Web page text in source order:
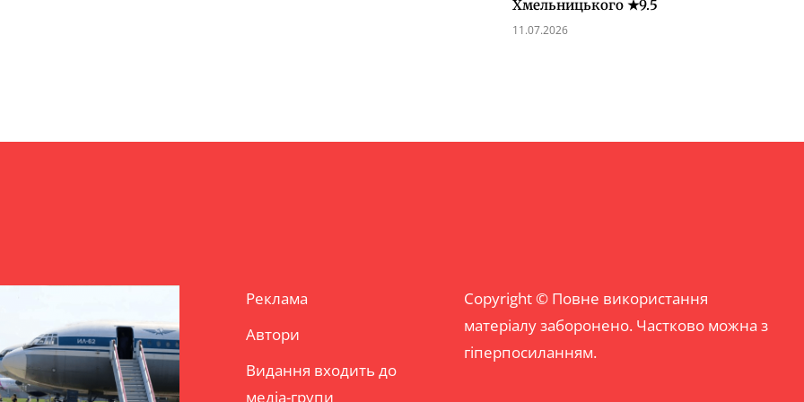
Хмельницького ★9.5
11.07.2026
Реклама
Автори
Видання входить до
медіа-групи
Copyright © Повне використання
матеріалу заборонено. Частково можна з
гіперпосиланням.